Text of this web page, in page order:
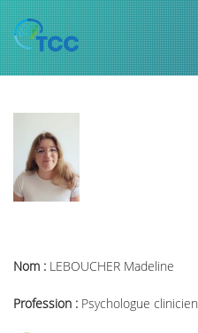
Nom : LEBOUCHER Madeline
Profession : Psychologue clinicien